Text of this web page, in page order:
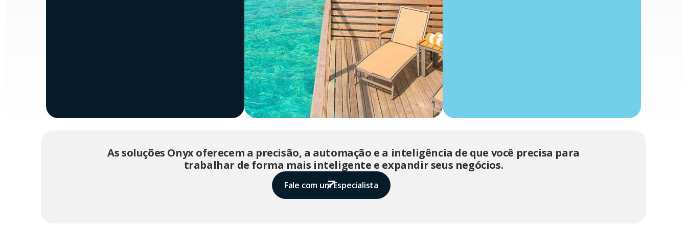
As soluções Onyx oferecem a precisão, a automação e a inteligência de que você precisa para
trabalhar de forma mais inteligente e expandir seus negócios.
Fale com um Especialista